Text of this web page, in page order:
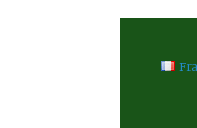
content